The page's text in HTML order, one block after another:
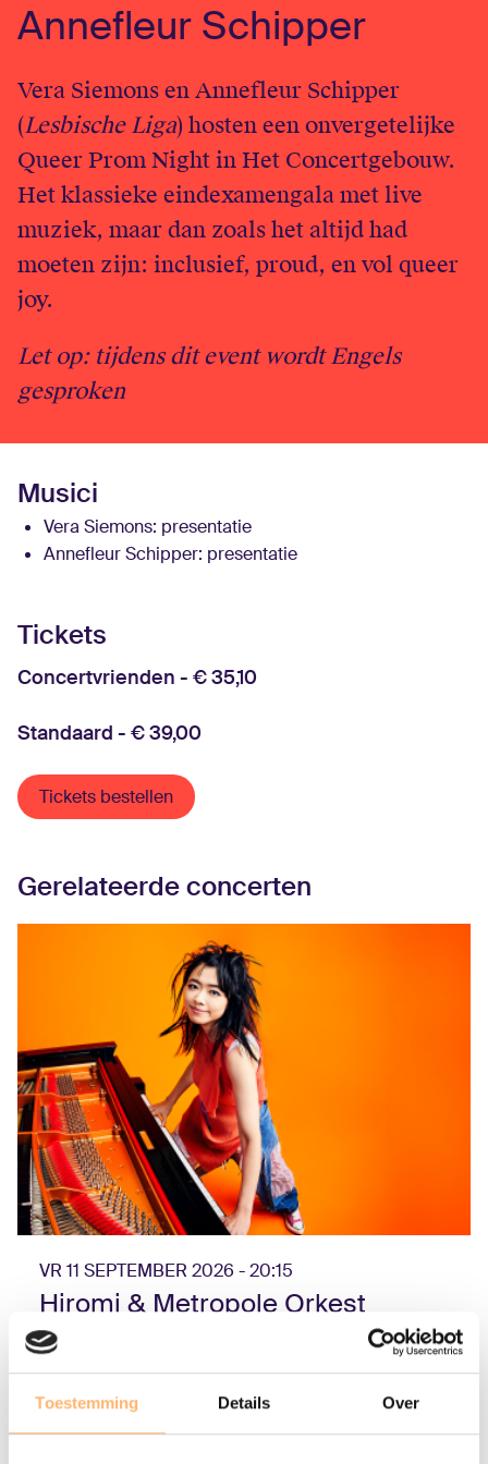
Toestemming Details Over
English
Login
Annefleur Schipper
Vera Siemons en Annefleur Schipper
(Lesbische Liga) hosten een onvergetelijke
Queer Prom Night in Het Concertgebouw.
Het klassieke eindexamengala met live
muziek, maar dan zoals het altijd had
moeten zijn: inclusief, proud, en vol queer
joy.
Let op: tijdens dit event wordt Engels
gesproken
Musici
Vera Siemons: presentatie
Annefleur Schipper: presentatie
Tickets
Concertvrienden - € 35,10
Standaard - € 39,00
Tickets bestellen
Gerelateerde concerten
VR 11 SEPTEMBER 2026 - 20:15
Hiromi & Metropole Orkest